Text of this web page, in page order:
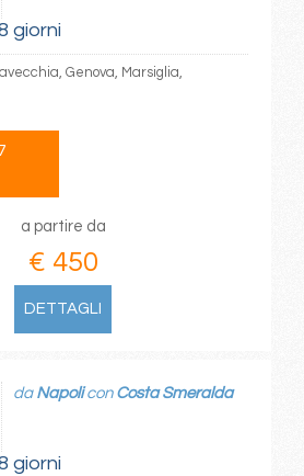
giorni
Genova, Marsiglia,
a partire da
€ 450
DETTAGLI
giorni
da Napolicon Costa Smeralda